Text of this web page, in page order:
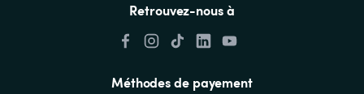
Retrouvez-nous à
Méthodes de payement